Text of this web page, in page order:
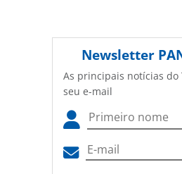
Newsletter
As principais notícias do
seu e-mail